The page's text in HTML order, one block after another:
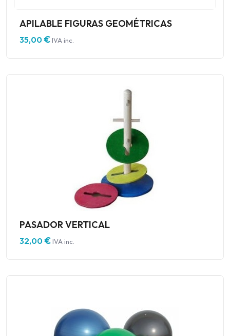
APILABLE FIGURAS GEOMÉTRICAS
35,00€IVA inc.
PASADOR VERTICAL
32,00€IVA inc.